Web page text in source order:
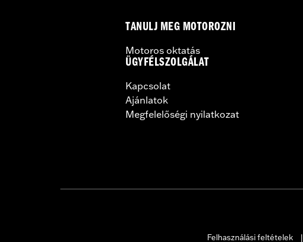
TANULJ MEG MOTOROZNI
Motoros oktatás
ÜGYFÉLSZOLGÁLAT
Kapcsolat
Ajánlatok
Megfelelőségi nyilatkozat
Felhasználási feltételek